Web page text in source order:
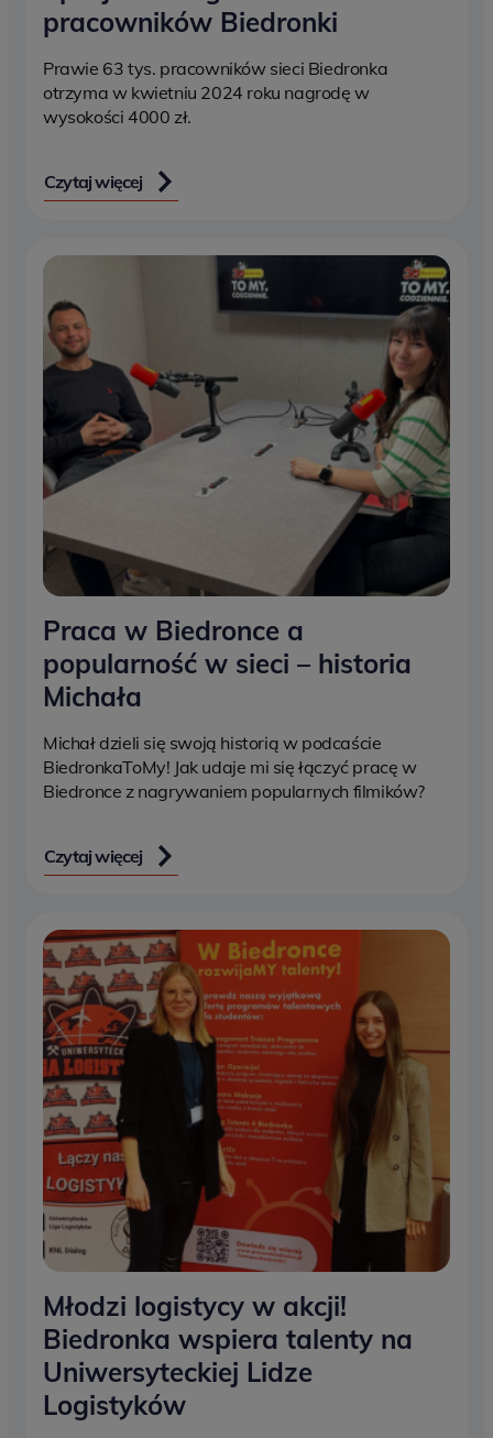
pracowników Biedronki
Prawie 63 tys. pracowników sieci Biedronka
otrzyma w kwietniu 2024 roku nagrodę w
wysokości 4000 zł.
Czytaj więcej
Praca w Biedronce a
popularność w sieci – historia
Michała
Michał dzieli się swoją historią w podcaście
BiedronkaToMy! Jak udaje mi się łączyć pracę w
Biedronce z nagrywaniem popularnych filmików?
Czytaj więcej
Młodzi logistycy w akcji!
Biedronka wspiera talenty na
Uniwersyteckiej Lidze
Logistyków